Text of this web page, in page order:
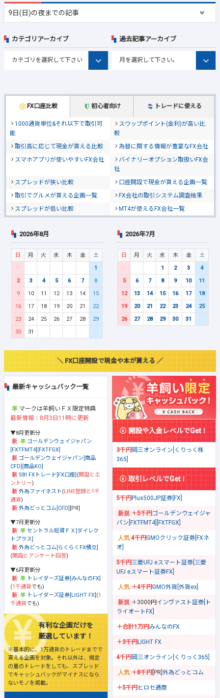
9日(日)の夜までの記事
FX口座比較 初心者向け トレードに使える
1000通貨単位&それ以下で取引可
能
スワップポイント(金利)が高い比
較
取引高に応じて現金が貰える比較
為替に関する情報が豊富なFX会社
スマホアプリが使いやすいFX会社
バイナリーオプション取扱いFX会
社
スプレッドが狭い比較
口座開設で現金が貰える企画一覧
取引でグルメが貰える企画一覧
FX会社の取引システム調査結果
スプレッドが低い比較
MT4が使えるFX会社一覧
カテゴリアーカイブ 過去記事アーカイブ
2026年8月
日 月 火 水 木 金
土
1
2
3 4 5 6 7
8
9
10 11 12 13 14
15
16
17 18 19 20 21
22
23
24 25 26 27 28
29
30
31
2026年7月
日 月 火 水 木 金
土
1
2 3
4
5
6 7 8 9 10
11
12
13 14 15 16 17
18
19
20 21 22 23 24
25
26
27 28 29 30 31
＼ FX口座開設で現金や本が貰える ／
最新キャッシュバック一覧
マークは羊飼いＦＸ限定特典
最新情報：8月3日11時に更新
▼8月更新分
ゴールデンウェイジャパン
[FXTFMT4][FXTFGX]
ゴールデンウェイジャパン[商品
CFD][商品KO]
SBI FXトレード[FX口座] (開設とエ
ントリー)
外為ファイネスト(LINE登録と1千
通貨)
外為どっとコム[CFD] [PR]
▼7月更新分
セントラル短資ＦＸ[ダイレク
トプラス]
外為どっとコム[らくらくFX積立]
(開設とアンケート回答)
▼6月更新分
トレイダーズ証券[みんなのFX]
(1千通貨でも)
トレイダーズ証券[LIGHT FX] (1
千通貨でも)
有利な企画だけを
厳選しています！
※基本的に、1万通貨のトレードまでで
貰える企画を対象。それ以外は、規定
の量のトレードをしても、スプレッド
でキャッシュバックがマイナスになら
ないモノを掲載。
開設や入金レベルでGet！
3千円岡三オンライン[くりっく株
365]
取引レベルでGet！
5千円Plus500JP証券[FX]
＋5千円ゴールデンウェイジャ
パン[FXTFMT4][FXTFGX]
4千円GMOクリック証券[FXネ
オ]
5千円三菱UFJ eスマート証券[三菱
UFJ eスマート証券FX]
＋4千円GMO外貨[外貨ex]
＋3000円 インヴァスト証券[ト
ライオートFX]
＋合計1万円みんなのFX
＋3千円LIGHT FX
4千円岡三オンライン[くりっく365]
＋8千円 [PR] 外為どっとコム
＋5千円ヒロセ通商